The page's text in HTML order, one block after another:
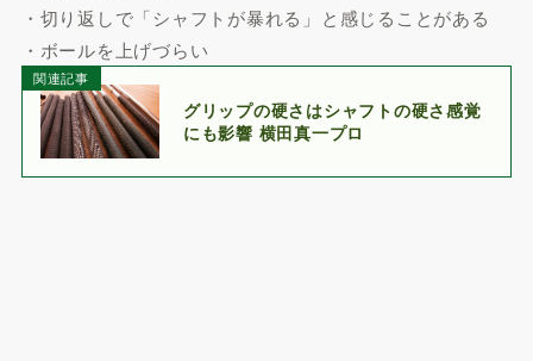
・切り返しで「シャフトが暴れる」と感じることがある
・ボールを上げづらい
関連記事
グリップの硬さはシャフトの硬さ感覚
にも影響 横田真一プロ